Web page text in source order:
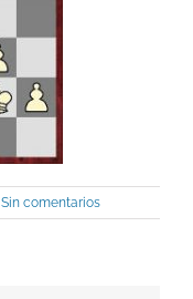
Sin comentarios